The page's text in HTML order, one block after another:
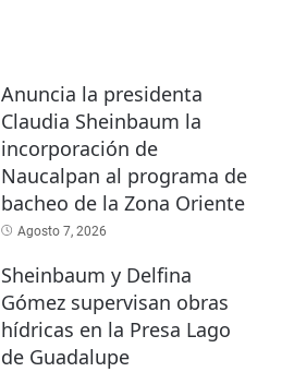
Anuncia la presidenta
Claudia Sheinbaum la
incorporación de
Naucalpan al programa de
bacheo de la Zona Oriente
Agosto 7, 2026
Sheinbaum y Delfina
Gómez supervisan obras
hídricas en la Presa Lago
de Guadalupe